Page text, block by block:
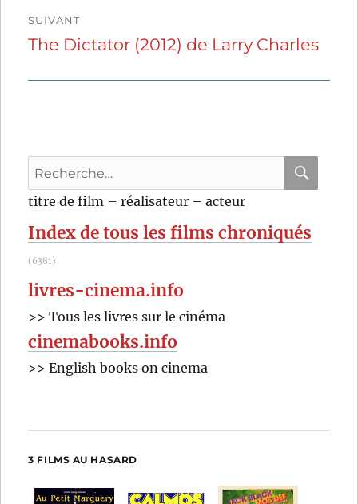
SUIVANT
Publication
The Dictator (2012) de Larry Charles
Recherche
pour
:
titre de film – réalisateur – acteur
Index de tous les films chroniqués
(6381)
livres-cinema.info
>> Tous les livres sur le cinéma
cinemabooks.info
>> English books on cinema
3 FILMS AU HASARD